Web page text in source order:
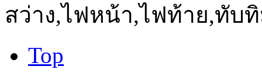
สว่าง,ไฟหน้า,ไฟท้าย,ทับ
Top